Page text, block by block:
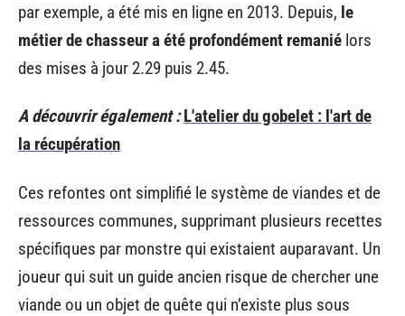
par exemple, a été mis en ligne en 2013. Depuis, le
métier de chasseur a été profondément remanié lors
des mises à jour 2.29 puis 2.45.
A découvrir également : L'atelier du gobelet : l'art de
la récupération
Ces refontes ont simplifié le système de viandes et de
ressources communes, supprimant plusieurs recettes
spécifiques par monstre qui existaient auparavant. Un
joueur qui suit un guide ancien risque de chercher une
viande ou un objet de quête qui n’existe plus sous